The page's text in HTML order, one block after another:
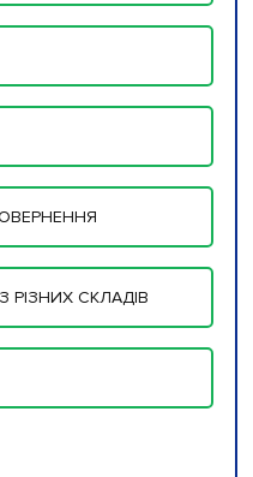
РІЗНИХ СКЛАДІВ